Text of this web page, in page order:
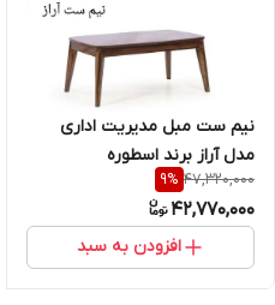
نیم ست مبل مدیریت اداری
مدل آراز برند اسطوره
47,320,000
9%
42,770,000
افزودن به سبد